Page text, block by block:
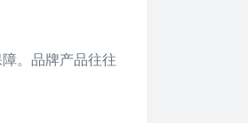
。品牌产品往往